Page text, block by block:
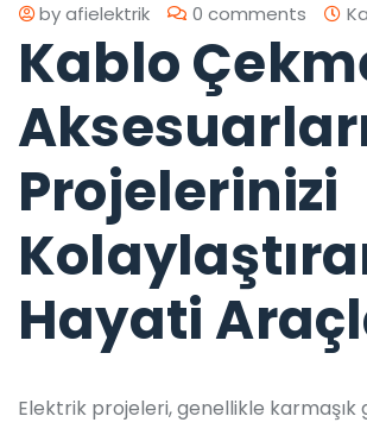
byafielektrik 0 comments
Kablo
Projelerinizi
Hayati
Elektrik projeleri, genellikle karmaşık